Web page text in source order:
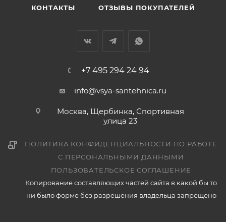
КОНТАКТЫ ОТЗЫВЫ ПОКУПАТЕЛЕЙ
+7 495 294 24 94
info@vsya-santehnica.ru
Москва, Щербинка, Спортивная
улица 23
ПОЛИТИКА КОНФИДЕНЦИАЛЬНОСТИ ПО РАБОТЕ
С ПЕРСОНАЛЬНЫМИ ДАННЫМИ
ПОЛЬЗОВАТЕЛЬСКОЕ СОГЛАШЕНИЕ
Копирование составляющих частей сайта в какой бы то
ни было форме без разрешения владельца запрещено